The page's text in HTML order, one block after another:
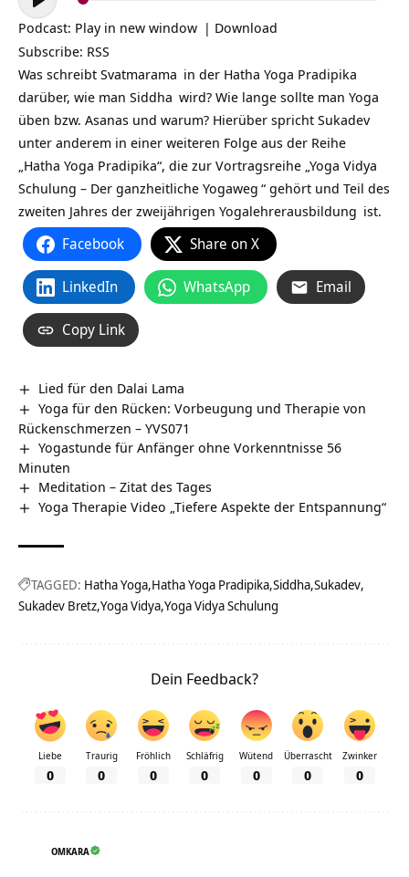
Player
Podcast: Play in new window | Download
Subscribe: RSS
Was schreibt Svatmarama in der Hatha Yoga Pradipika
darüber, wie man Siddha wird? Wie lange sollte man Yoga
üben bzw. Asanas und warum? Hierüber spricht Sukadev
unter anderem in einer weiteren Folge aus der Reihe
„Hatha Yoga Pradipika“, die zur Vortragsreihe „Yoga Vidya
Schulung – Der ganzheitliche Yogaweg “ gehört und Teil des
zweiten Jahres der zweijährigen Yogalehrerausbildung ist.
Facebook Share on X
LinkedIn WhatsApp Email
Copy Link
Lied für den Dalai Lama
Yoga für den Rücken: Vorbeugung und Therapie von
Rückenschmerzen – YVS071
Yogastunde für Anfänger ohne Vorkenntnisse 56
Minuten
Meditation – Zitat des Tages
Yoga Therapie Video „Tiefere Aspekte der Entspannung“
TAGGED: Hatha Yoga Hatha Yoga Pradipika Siddha Sukadev
Sukadev Bretz Yoga Vidya Yoga Vidya Schulung
Dein Feedback?
Liebe
0
Traurig
0
Fröhlich
0
Schläfrig
0
Wütend
0
Überrascht
0
Zwinker
0
OMKARA